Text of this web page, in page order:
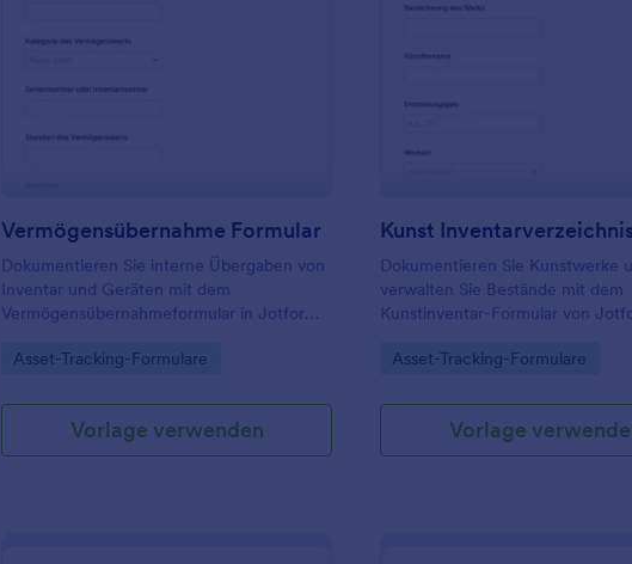
: Vermögensübernahme Formular
Vermögensübernahme Formular
Dokumentieren Sie interne Übergaben von
Inventar und Geräten mit dem
Vermögensübernahmeformular in Jotform,
Verantwortlichkeiten für Teams in IT,
Go to Category:
Asset-Tracking-Formulare
Vorlage verwenden
Dokumentieren Sie Kunstwerke
verwalten Sie Bestände mit dem
Kunstinventar-Formular von
Sammlungen zur digitalen
Go to Category:
Asset-Tracking-Formulare
Vorlage